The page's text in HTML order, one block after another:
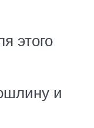
этого
и